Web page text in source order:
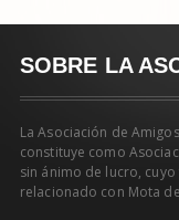
SOBRE LA
La Asociación de
constituye como
sin ánimo de lucro,
relacionado con Mota